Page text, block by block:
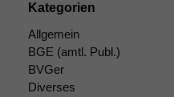
Kategorien
Allgemein
BGE (amtl. Publ.)
BVGer
Diverses